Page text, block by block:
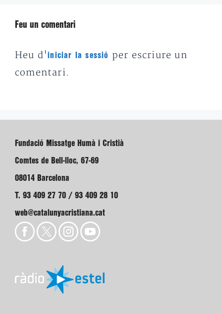
Feu un comentari
Heu d'iniciar la sessió
per escriure un
comentari.
Fundació Missatge Humà i Cristià
Comtes de Bell-lloc, 67-69
08014 Barcelona
T. 93 409 27 70 / 93 409 28 10
web@catalunyacristiana.cat